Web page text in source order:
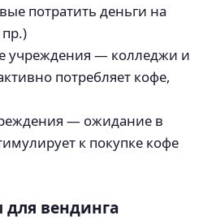
потратить деньги на
учреждения — колледжи и
потребляет кофе,
— ожидание в
к покупке кофе
вендинга